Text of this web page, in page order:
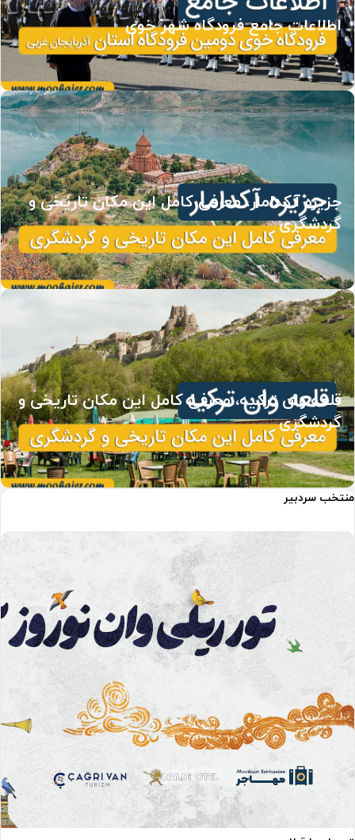
اطلاعات جامع فرودگاه شهر خوی
جزیره آکدامار، معرفی کامل این مکان تاریخی و
گردشگری
قلعه وان ترکیه، معرفی کامل این مکان تاریخی و
گردشگری
منتخب سردبیر